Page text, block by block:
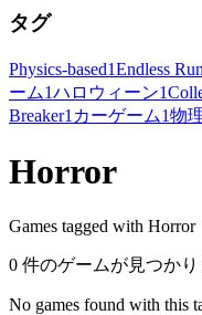
タグ
Physics-based1Endless
ーム1ハロウィーン1
Breaker1 カーゲーム1物
Horror
Games tagged with Horror
0 件のゲームが見つかり
No games found with this